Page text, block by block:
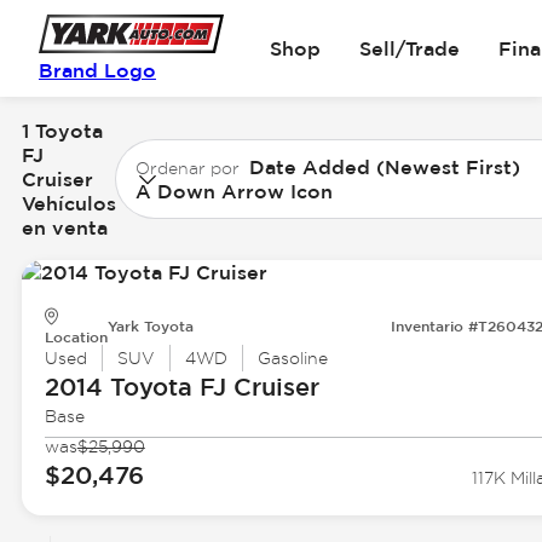
Brand Logo
Shop Sell/Trade
1 Toyota
FJ
Cruiser
Vehículos
en venta
Ordenar por Date Added (Newest First)
A Down Arrow Icon
Location
Yark Toyota Inventario
Used SUV 4WD Gasoline
2014 Toyota FJ Cruiser
Base
was$25,990
$20,476 117K